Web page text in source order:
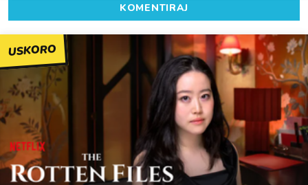
KOMENTIRAJ
USKORO